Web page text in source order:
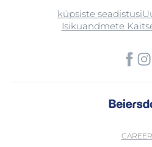
küpsiste seadistusi
Isikuandmete
CAREER